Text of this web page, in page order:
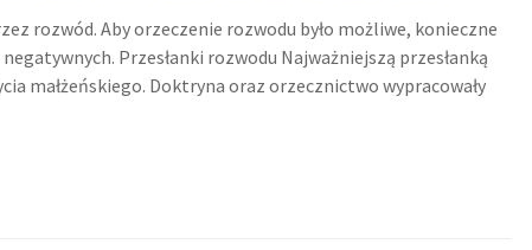
rozwód. Aby orzeczenie rozwodu było możliwe, konieczne
Przesłanki rozwodu Najważniejszą przesłanką
małżeńskiego. Doktryna oraz orzecznictwo wypracowały